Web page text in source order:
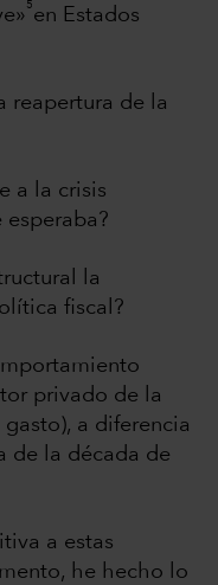
5
en Estados
reapertura de la
a la crisis
la
fiscal?
privado de la
a diferencia
de la década de
a estas
he hecho lo